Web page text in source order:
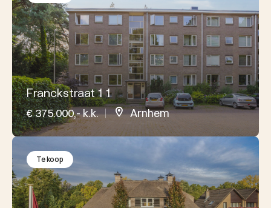
Franckstraat 1 1
€ 375.000,- k.k. Arnhem
Te koop